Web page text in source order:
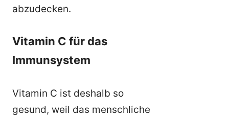
abzudecken.
Vitamin C für das
Immunsystem
Vitamin C ist deshalb so
gesund, weil das menschliche